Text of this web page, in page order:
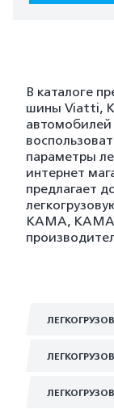
В каталоге
шины Viatti,
параметры
интернет
предлагает
KAMA, KAMA